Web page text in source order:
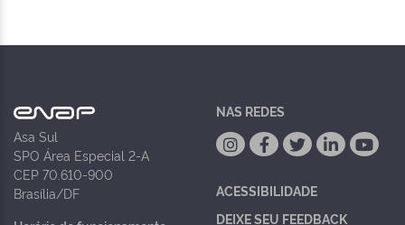
Asa Sul
SPO Área Especial 2-A
CEP 70.610-900
Brasília/DF
NAS REDES
ACESSIBILIDADE
DEIXE SEU FEEDBACK